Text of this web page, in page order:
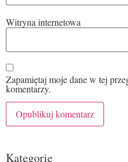
Witryna internetowa
Zapamiętaj moje dane w tej
komentarzy.
Kategorie